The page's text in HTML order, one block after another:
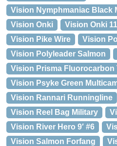
Vision Nymphmaniac Black
Vision Onki
Vision Onki
Vision Pike Wire
Vision
Vision Polyleader Salmon
Vision Prisma Fluorocarbon
Vision Psyke Green
Vision Rannari Runningline
Vision Reel Bag Military
Vision River Hero 9′ #6
Vision Salmon Forfang